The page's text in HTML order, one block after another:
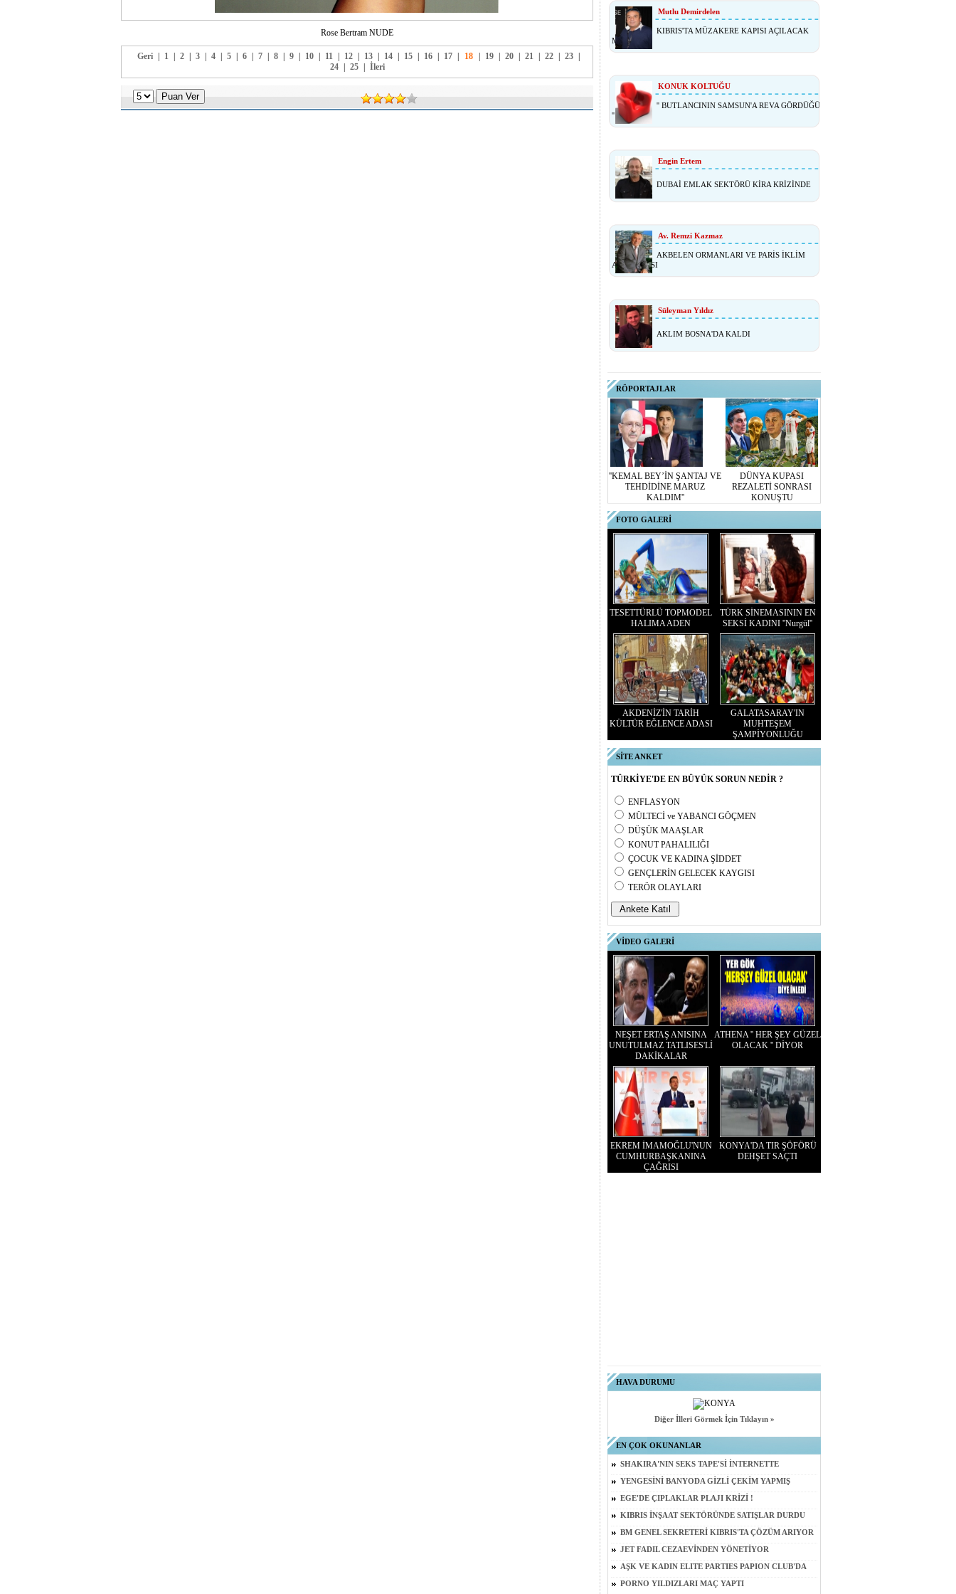
Rose Bertram NUDE
Geri 1 2 3 4 5 6 7 8 9 10 11 12 13 14 15 16 17 18 19 20 21 22 23
24
25 İleri
Mutlu Demirdelen
KIBRIS'TA MÜZAKERE KAPISI AÇILACAK
MI?
KONUK KOLTUĞU
'' BUTLANCININ SAMSUN'A REVA GÖRDÜĞÜ
''
Engin Ertem
DUBAİ EMLAK SEKTÖRÜ KİRA KRİZİNDE
Av. Remzi Kazmaz
AKBELEN ORMANLARI VE PARİS İKLİM
ANLAŞMASI
Süleyman Yıldız
AKLIM BOSNA'DA KALDI
RÖPORTAJLAR
''KEMAL BEY’İN ŞANTAJ VE
TEHDİDİNE MARUZ
KALDIM''
DÜNYA KUPASI
REZALETİ SONRASI
KONUŞTU
FOTO GALERİ
TESETTÜRLÜ TOPMODEL
HALIMA ADEN
TÜRK SİNEMASININ EN
SEKSİ KADINI ''Nurgül''
AKDENİZ'İN TARİH
KÜLTÜR EĞLENCE ADASI
GALATASARAY'IN
MUHTEŞEM
ŞAMPİYONLUĞU
SİTE ANKET
TÜRKİYE'DE EN BÜYÜK SORUN NEDİR ?
ENFLASYON
MÜLTECİ ve YABANCI GÖÇMEN
DÜŞÜK MAAŞLAR
KONUT PAHALILIĞI
ÇOCUK VE KADINA ŞİDDET
GENÇLERİN GELECEK KAYGISI
TERÖR OLAYLARI
VİDEO GALERİ
NEŞET ERTAŞ ANISINA
UNUTULMAZ TATLISES'Lİ
DAKİKALAR
ATHENA '' HER ŞEY GÜZEL
OLACAK '' DİYOR
EKREM İMAMOĞLU'NUN
CUMHURBAŞKANINA
ÇAĞRISI
KONYA'DA TIR ŞÖFÖRÜ
DEHŞET SAÇTI
HAVA DURUMU
Diğer İlleri Görmek İçin Tıklayın »
EN ÇOK OKUNANLAR
SHAKIRA'NIN SEKS TAPE'Sİ İNTERNETTE
YENGESİNİ BANYODA GİZLİ ÇEKİM YAPMIŞ
EGE'DE ÇIPLAKLAR PLAJI KRİZİ !
KIBRIS İNŞAAT SEKTÖRÜNDE SATIŞLAR DURDU
BM GENEL SEKRETERİ KIBRIS'TA ÇÖZÜM ARIYOR
JET FADIL CEZAEVİNDEN YÖNETİYOR
AŞK VE KADIN ELITE PARTIES PAPION CLUB'DA
PORNO YILDIZLARI MAÇ YAPTI